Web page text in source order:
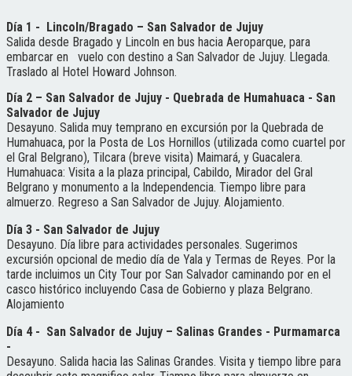
Día 1 - Lincoln/Bragado – San Salvador de Jujuy
Salida desde Bragado y Lincoln en bus hacia Aeroparque, para
embarcar en vuelo con destino a San Salvador de Jujuy. Llegada.
Traslado al Hotel Howard Johnson.
Día 2 – San Salvador de Jujuy - Quebrada de Humahuaca - San
Salvador de Jujuy
Desayuno. Salida muy temprano en excursión por la Quebrada de
Humahuaca, por la Posta de Los Hornillos (utilizada como cuartel por
el Gral Belgrano), Tilcara (breve visita) Maimará, y Guacalera.
Humahuaca: Visita a la plaza principal, Cabildo, Mirador del Gral
Belgrano y monumento a la Independencia. Tiempo libre para
almuerzo. Regreso a San Salvador de Jujuy. Alojamiento.
Día 3 - San Salvador de Jujuy
Desayuno. Día libre para actividades personales. Sugerimos
excursión opcional de medio día de Yala y Termas de Reyes. Por la
tarde incluimos un City Tour por San Salvador caminando por en el
casco histórico incluyendo Casa de Gobierno y plaza Belgrano.
Alojamiento
Día 4 - San Salvador de Jujuy – Salinas Grandes - Purmamarca
-
Desayuno. Salida hacia las Salinas Grandes. Visita y tiempo libre para